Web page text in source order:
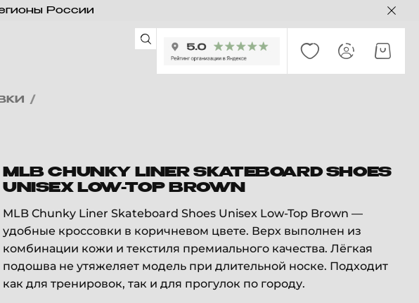
России
/
MLB CHUNKY LINER SKATEBOARD SHOES
UNISEX LOW-TOP BROWN
MLB Chunky Liner Skateboard Shoes Unisex Low-Top Brown —
удобные кроссовки в коричневом цвете. Верх выполнен из
комбинации кожи и текстиля премиального качества. Лёгкая
подошва не утяжеляет модель при длительной носке. Подходит
как для тренировок, так и для прогулок по городу.